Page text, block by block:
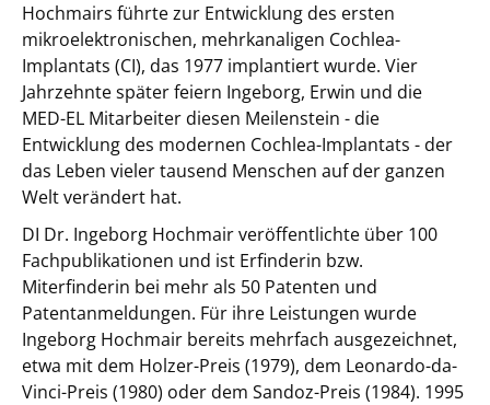
Hochmairs führte zur Entwicklung des ersten
mikroelektronischen, mehrkanaligen Cochlea-
Implantats (CI), das 1977 implantiert wurde. Vier
Jahrzehnte später feiern Ingeborg, Erwin und die
MED-EL Mitarbeiter diesen Meilenstein - die
Entwicklung des modernen Cochlea-Implantats - der
das Leben vieler tausend Menschen auf der ganzen
Welt verändert hat.
DI Dr. Ingeborg Hochmair veröffentlichte über 100
Fachpublikationen und ist Erfinderin bzw.
Miterfinderin bei mehr als 50 Patenten und
Patentanmeldungen. Für ihre Leistungen wurde
Ingeborg Hochmair bereits mehrfach ausgezeichnet,
etwa mit dem Holzer-Preis (1979), dem Leonardo-da-
Vinci-Preis (1980) oder dem Sandoz-Preis (1984). 1995